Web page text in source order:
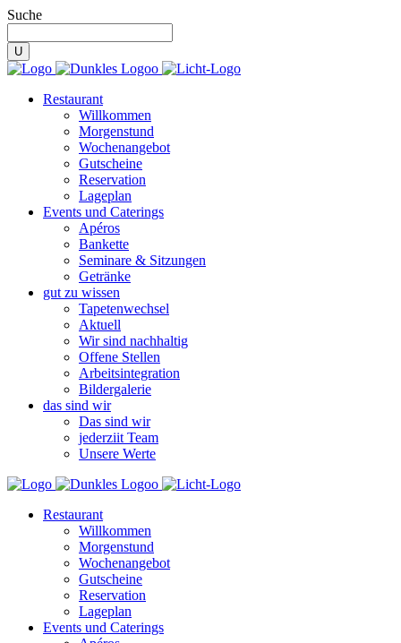
Suche
Restaurant
Willkommen
Morgenstund
Wochenangebot
Gutscheine
Reservation
Lageplan
Events und Caterings
Apéros
Bankette
Seminare & Sitzungen
Getränke
gut zu wissen
Tapetenwechsel
Aktuell
Wir sind nachhaltig
Offene Stellen
Arbeitsintegration
Bildergalerie
das sind wir
Das sind wir
jederziit Team
Unsere Werte
Restaurant
Willkommen
Morgenstund
Wochenangebot
Gutscheine
Reservation
Lageplan
Events und Caterings